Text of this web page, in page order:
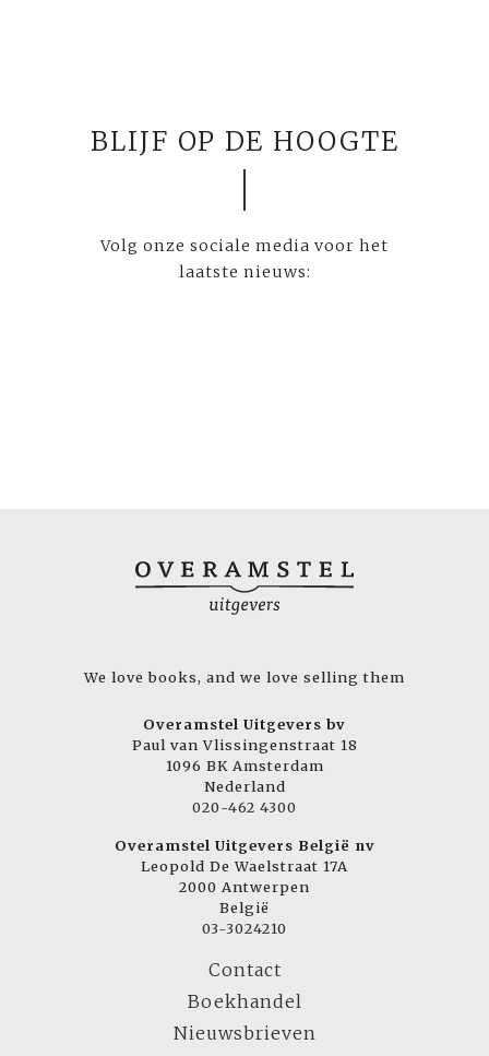
BLIJF OP DE HOOGTE
Volg onze sociale media voor het
laatste nieuws:
We love books, and we love selling them
Overamstel Uitgevers bv
Paul van Vlissingenstraat 18
1096 BK Amsterdam
Nederland
020-462 4300
Overamstel Uitgevers België nv
Leopold De Waelstraat 17A
2000 Antwerpen
België
03-3024210
Contact
Boekhandel
Nieuwsbrieven